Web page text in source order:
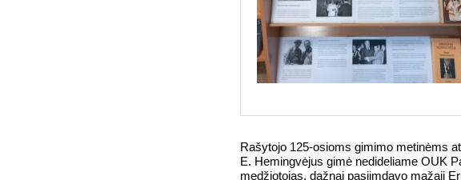
Rašytojo 125-osioms gimimo metinėms
E. Hemingvėjus gimė nedideliame OUK
medžiotojas, dažnai pasiimdavo mažąjį